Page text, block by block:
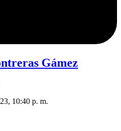
Gámez
10:40 p. m.